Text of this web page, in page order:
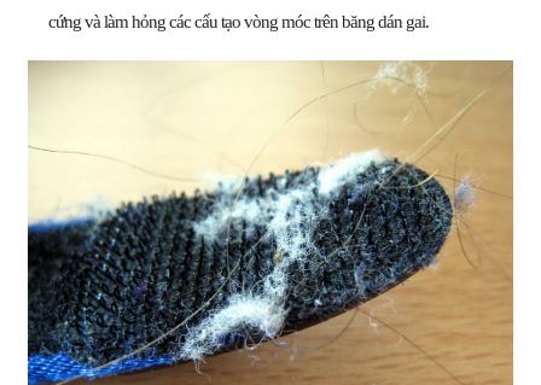
cứng và làm hỏng các cấu tạo vòng móc trên băng dán gai.